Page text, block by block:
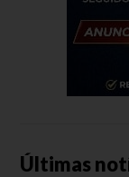
Últimas